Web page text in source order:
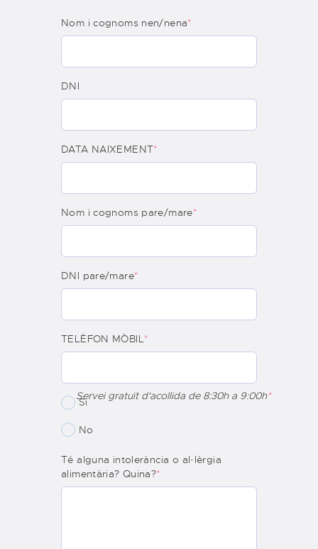
Nom i cognoms nen/nena*
DNI
DATA NAIXEMENT*
Nom i cognoms pare/mare*
DNI pare/mare*
TELÈFON MÒBIL*
Servei gratuït d'acollida de 8:30h a 9:00h*
Si
No
Té alguna intolerància o al·lèrgia
alimentària? Quina?*